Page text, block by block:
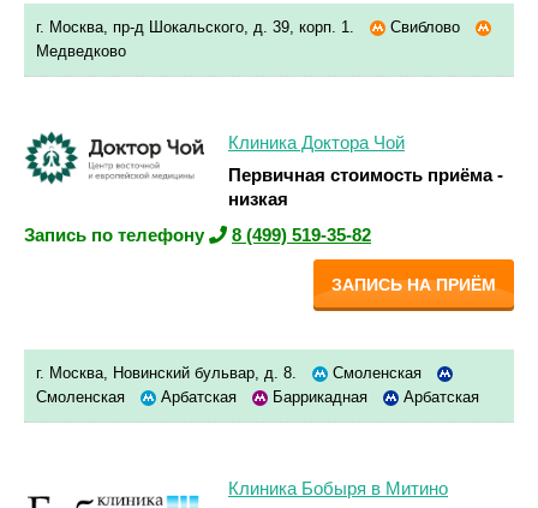
г. Москва, пр-д Шокальского, д. 39, корп. 1.
Свиблово
Медведково
Клиника Доктора Чой
Первичная стоимость приёма -
низкая
Запись по телефону
8 (499) 519-35-82
ЗАПИСЬ НА ПРИЁМ
г. Москва, Новинский бульвар, д. 8.
Смоленская
Смоленская
Арбатская Баррикадная Арбатская
Клиника Бобыря в Митино